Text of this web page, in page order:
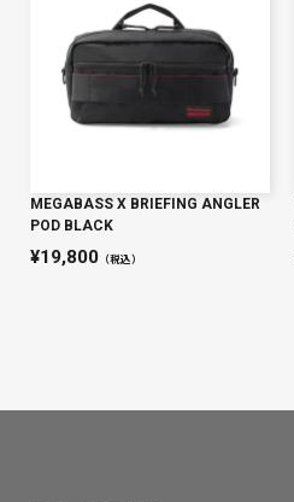
MEGABASS X BRIEFING ANGLER
POD BLACK
19,800 （税込）